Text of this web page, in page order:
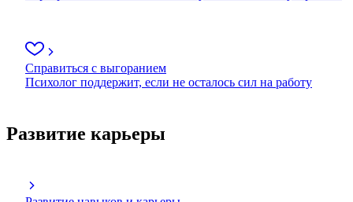
Справиться с выгоранием
Психолог поддержит, если не осталось сил на работу
Развитие карьеры